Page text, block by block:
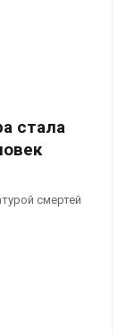
стала
смертей